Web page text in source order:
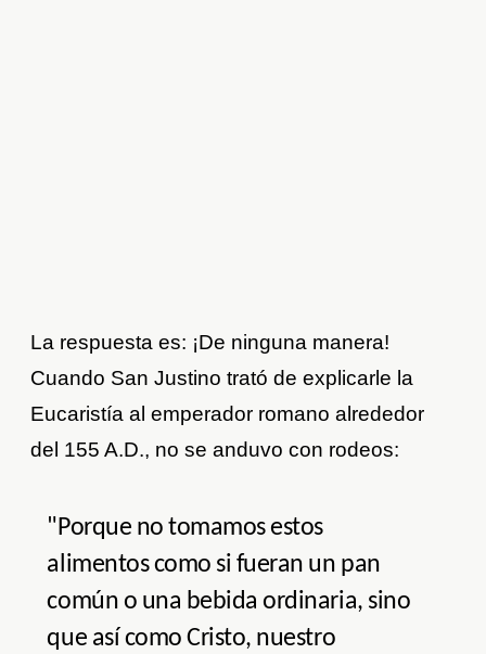
La respuesta es: ¡De ninguna manera!
Cuando San Justino trató de explicarle la
Eucaristía al emperador romano alrededor
del 155 A.D., no se anduvo con rodeos:
"Porque no tomamos estos
alimentos como si fueran un pan
común o una bebida ordinaria, sino
que así como Cristo, nuestro